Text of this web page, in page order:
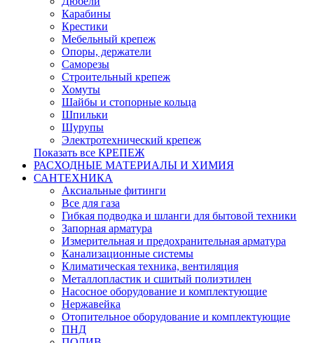
Карабины
Крестики
Мебельный крепеж
Опоры, держатели
Саморезы
Строительный крепеж
Хомуты
Шайбы и стопорные кольца
Шпильки
Шурупы
Электротехнический крепеж
Показать все КРЕПЕЖ
РАСХОДНЫЕ МАТЕРИАЛЫ И ХИМИЯ
САНТЕХНИКА
Аксиальные фитинги
Все для газа
Гибкая подводка и шланги для бытовой техники
Запорная арматура
Измерительная и предохранительная арматура
Канализационные системы
Климатическая техника, вентиляция
Металлопластик и сшитый полиэтилен
Насосное оборудование и комплектующие
Нержавейка
Отопительное оборудование и комплектующие
ПНД